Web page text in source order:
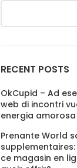
RECENT POSTS
OkCupid – Ad
web di incontri
energia
Prenante World
ce magasin en